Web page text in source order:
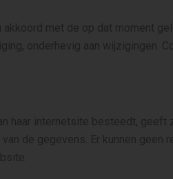
met de op dat moment
onderhevig aan wijzigingen.
haar internetsite besteedt, geeft
de gegevens. Er kunnen geen